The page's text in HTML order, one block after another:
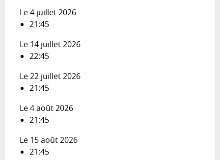
Le 4 juillet 2026
21:45
Le 14 juillet 2026
22:45
Le 22 juillet 2026
21:45
Le 4 août 2026
21:45
Le 15 août 2026
21:45